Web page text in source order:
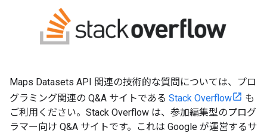
Maps Datasets API 関連の技術的な質問については、プロ
グラミング関連の Q&A サイトである Stack Overflow
も
ご利用ください。Stack Overflow は、参加編集型のプログ
ラマー向け Q&A サイトです。これは Google が運営するサ